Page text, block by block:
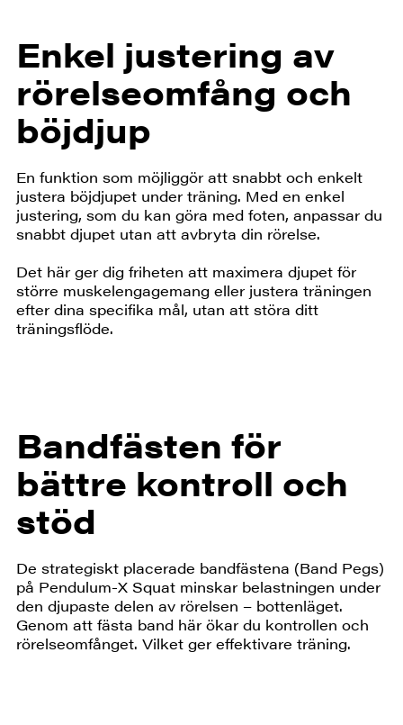
Enkel justering av
rörelseomfång och
böjdjup
En funktion som möjliggör att snabbt och enkelt
justera böjdjupet under träning. Med en enkel
justering, som du kan göra med foten, anpassar du
snabbt djupet utan att avbryta din rörelse.
Det här ger dig friheten att maximera djupet för
större muskelengagemang eller justera träningen
efter dina specifika mål, utan att störa ditt
träningsflöde.
Bandfästen för
bättre kontroll och
stöd
De strategiskt placerade bandfästena (Band Pegs)
på Pendulum-X Squat minskar belastningen under
den djupaste delen av rörelsen – bottenläget.
Genom att fästa band här ökar du kontrollen och
rörelseomfånget. Vilket ger effektivare träning.